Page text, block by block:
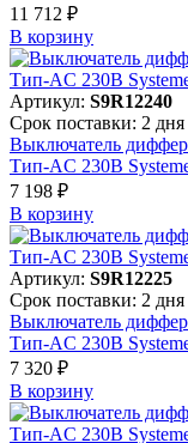
11 712 ₽
В корзинy
Артикул: S9R12240
Срок поставки: 2 дня
Выключатель
Тип-AC 230В
7 198 ₽
В корзинy
Артикул: S9R12225
Срок поставки: 2 дня
Выключатель
Тип-AC 230В
7 320 ₽
В корзинy